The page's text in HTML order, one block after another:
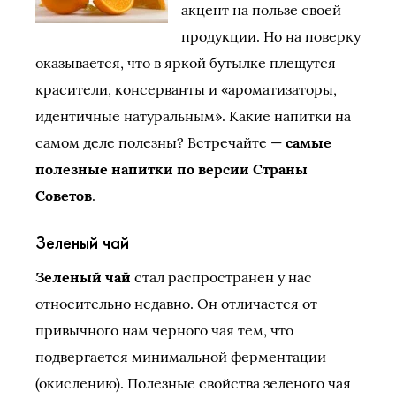
акцент на пользе своей
продукции. Но на поверку
оказывается, что в яркой бутылке плещутся
красители, консерванты и «ароматизаторы,
идентичные натуральным». Какие напитки на
самом деле полезны? Встречайте — самые
полезные напитки по версии Страны
Советов.
Зеленый чай
Зеленый чай стал распространен у нас
относительно недавно. Он отличается от
привычного нам черного чая тем, что
подвергается минимальной ферментации
(окислению). Полезные свойства зеленого чая